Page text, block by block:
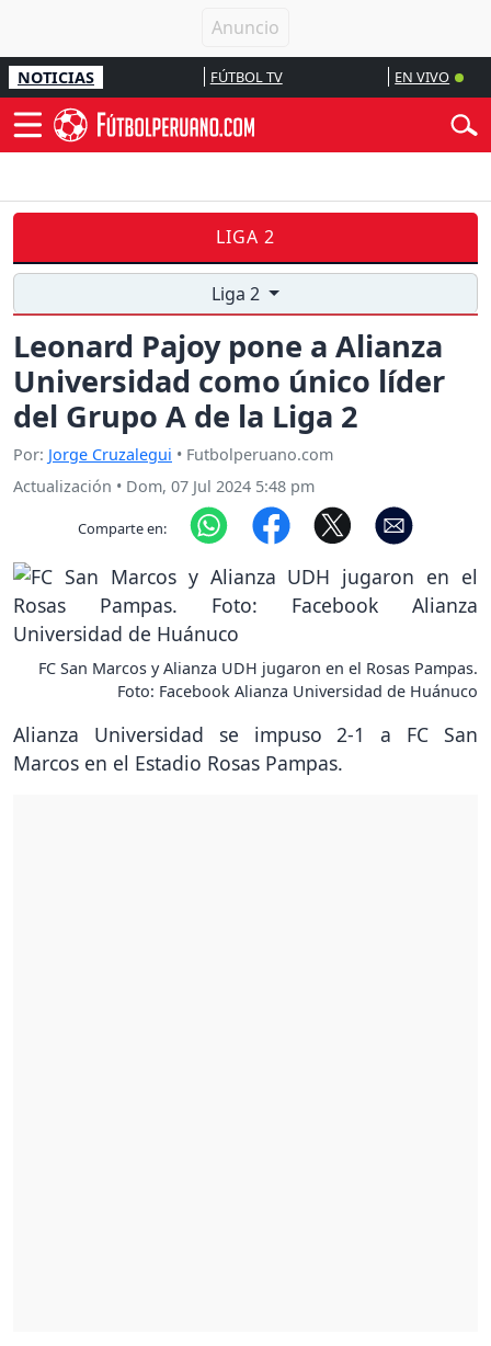
NOTICIAS FÚTBOL TV EN VIVO
LIGA 2
Liga 2
Leonard Pajoy pone a Alianza
Universidad como único líder
del Grupo A de la Liga 2
Por: Jorge Cruzalegui • Futbolperuano.com
Actualización • Dom, 07 Jul 2024 5:48 pm
Comparte en:
FC San Marcos y Alianza UDH jugaron en el Rosas Pampas.
Foto: Facebook Alianza Universidad de Huánuco
Alianza Universidad se impuso 2-1 a FC San
Marcos en el Estadio Rosas Pampas.